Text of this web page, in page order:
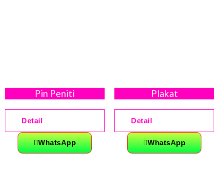
Pin Peniti
Detail
WhatsApp
Plakat
Detail
WhatsApp